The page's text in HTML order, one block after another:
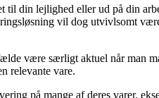
din lejlighed eller ud på din
vil dog utvivlsomt
være særligt aktuel når man
relevante vare.
på mange af deres varer,